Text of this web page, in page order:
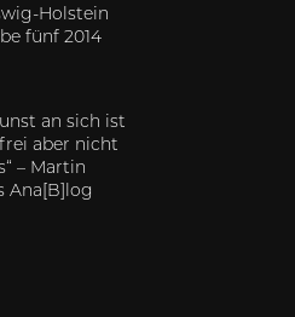
Holstein
fünf 2014
an sich ist
aber nicht
– Martin
Ana[B]log